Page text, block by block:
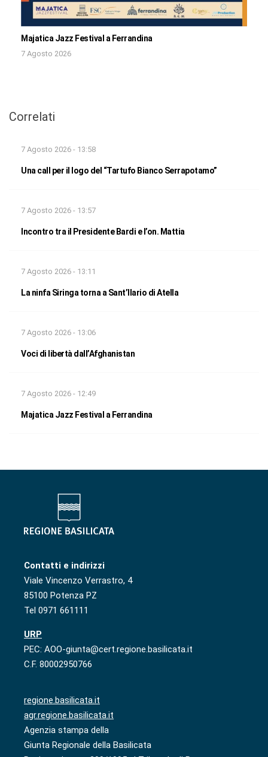
Majatica Jazz Festival a Ferrandina
7 Agosto 2026
Correlati
7 Agosto 2026 - 13:58
Una call per il logo del “Tartufo Bianco Serrapotamo”
7 Agosto 2026 - 13:57
Incontro tra il Presidente Bardi e l’on. Mattia
7 Agosto 2026 - 13:11
La ninfa Siringa torna a Sant’Ilario di Atella
7 Agosto 2026 - 13:06
Voci di libertà dall’Afghanistan
7 Agosto 2026 - 12:49
Majatica Jazz Festival a Ferrandina
Contatti e indirizzi
Viale Vincenzo Verrastro, 4
85100 Potenza PZ
Tel 0971 661111
URP
PEC: AOO-giunta@cert.regione.basilicata.it
C.F. 80002950766
regione.basilicata.it
agr.regione.basilicata.it
Agenzia stampa della
Giunta Regionale della Basilicata